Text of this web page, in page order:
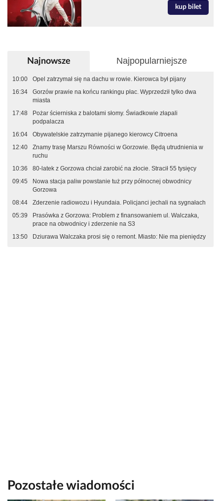
kup bilet
Najnowsze Najpopularniejsze
10:00
Opel zatrzymał się na dachu w rowie. Kierowca był pijany
16:34
Gorzów prawie na końcu rankingu płac. Wyprzedził tylko dwa
miasta
17:48
Pożar ścierniska z balotami słomy. Świadkowie złapali
podpalacza
16:04
Obywatelskie zatrzymanie pijanego kierowcy Citroena
12:40
Znamy trasę Marszu Równości w Gorzowie. Będą utrudnienia w
ruchu
10:36
80-latek z Gorzowa chciał zarobić na złocie. Stracił 55 tysięcy
09:45
Nowa stacja paliw powstanie tuż przy północnej obwodnicy
Gorzowa
08:44
Zderzenie radiowozu i Hyundaia. Policjanci jechali na sygnałach
05:39
Prasówka z Gorzowa: Problem z finansowaniem ul. Walczaka,
prace na obwodnicy i zderzenie na S3
13:50
Dziurawa Walczaka prosi się o remont. Miasto: Nie ma pieniędzy
Pozostałe wiadomości